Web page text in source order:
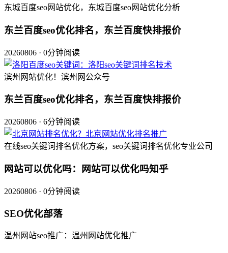
东城百度seo网站优化，东城百度seo网站优化分析
东兰百度seo优化排名，东兰百度快排报价
20260806 · 0分钟阅读
滨州网站优化！滨州网公众号
东兰百度seo优化排名，东兰百度快排报价
20260806 · 6分钟阅读
在线seo关键词排名优化方案，seo关键词排名优化专业公司
网站可以优化吗：网站可以优化吗知乎
20260806 · 0分钟阅读
SEO优化部落
温州网站seo推广：温州网站优化推广